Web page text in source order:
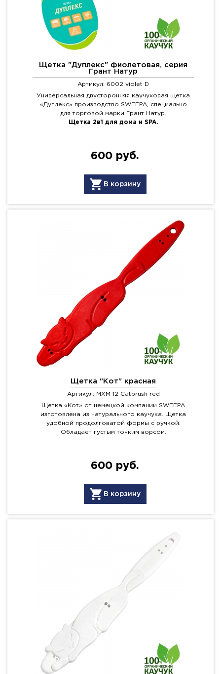
Щетка "Дуплекс" фиолетовая, серия
Грант Натур
Артикул: 6002 violet D
Универсальная двусторонняя каучуковая щетка
«Дуплекс» производство SWEEPA, специально
для торговой марки Грант Натур.
Щетка 2в1 для дома и SPA.
600 руб.
В корзину
Щетка "Кот" красная
Артикул: MXM 12 Catbrush red
Щетка «Кот» от немецкой компании SWEEPA
изготовлена из натурального каучука. Щетка
удобной продолговатой формы с ручкой.
Обладает густым тонким ворсом.
600 руб.
В корзину